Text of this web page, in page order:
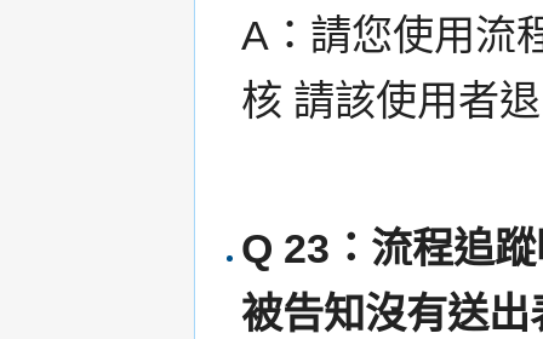
A：請您使用流
核 請該使用者
Q 23：流程追
被告知沒有送